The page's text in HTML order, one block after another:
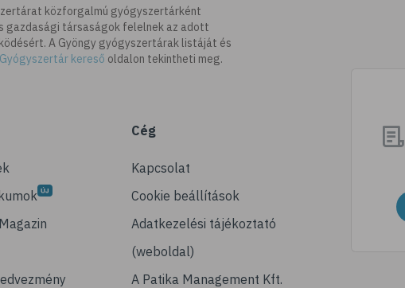
közforgalmú gyógyszertárként
gazdasági társaságok felelnek az adott
A Gyöngy gyógyszertárak listáját és
Gyógyszertár kereső oldalon tekintheti meg.
Cég
Kapcsolat
Cookie beállítások
Adatkezelési tájékoztató
(weboldal)
A Patika Management Kft.